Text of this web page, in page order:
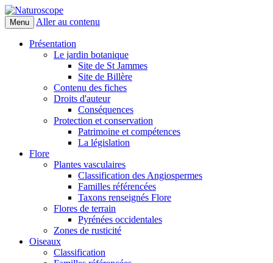
Naturoscope
Menu Aller au contenu
Présentation
Le jardin botanique
Site de St Jammes
Site de Billère
Contenu des fiches
Droits d'auteur
Conséquences
Protection et conservation
Patrimoine et compétences
La législation
Flore
Plantes vasculaires
Classification des Angiospermes
Familles référencées
Taxons renseignés Flore
Flores de terrain
Pyrénées occidentales
Zones de rusticité
Oiseaux
Classification